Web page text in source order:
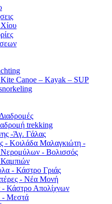
Χίου
Canoe – Kayak – SUP
trekking
-Άγ. Γάλας
- Κοιλάδα Μαλαγκιώτη -
- Βολισσός
- Κάστρο Γριάς
- Νέα Μονή
- Κάστρο Απολίχνων
- Μεστά